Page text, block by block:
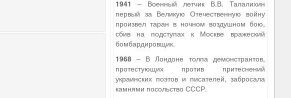
1941 – Военный летчик В.В. Талалихин
первый за Великую Отечественную войну
произвел таран в ночном воздушном бою,
сбив на подступах к Москве вражеский
бомбардировщик.
1968– В Лондоне толпа демонстрантов,
протестующих против притеснений
украинских поэтов и писателей, забросала
камнями посольство СССР.